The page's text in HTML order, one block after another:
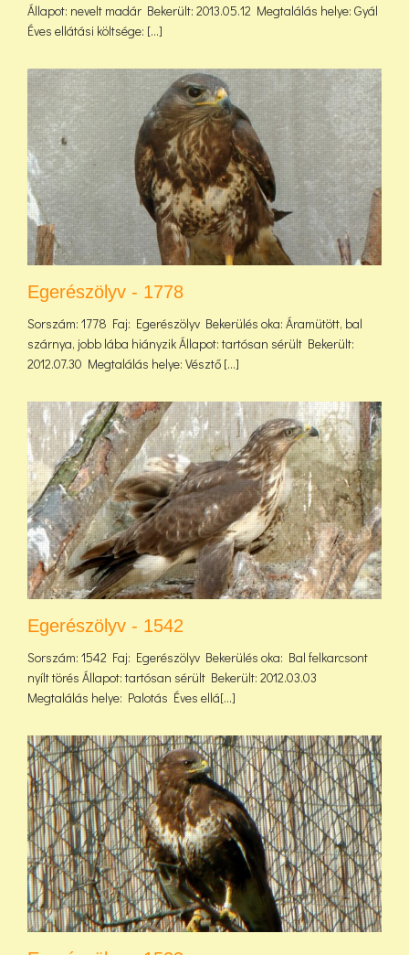
Állapot: nevelt madár Bekerült: 2013.05.12 Megtalálás helye: Gyál
Éves ellátási költsége: [...]
Egerészölyv - 1778
Sorszám: 1778 Faj: Egerészölyv Bekerülés oka: Áramütött, bal
szárnya, jobb lába hiányzik Állapot: tartósan sérült Bekerült:
2012.07.30 Megtalálás helye: Vésztő [...]
Egerészölyv - 1542
Sorszám: 1542 Faj: Egerészölyv Bekerülés oka: Bal felkarcsont
nyílt törés Állapot: tartósan sérült Bekerült: 2012.03.03
Megtalálás helye: Palotás Éves ellá[...]